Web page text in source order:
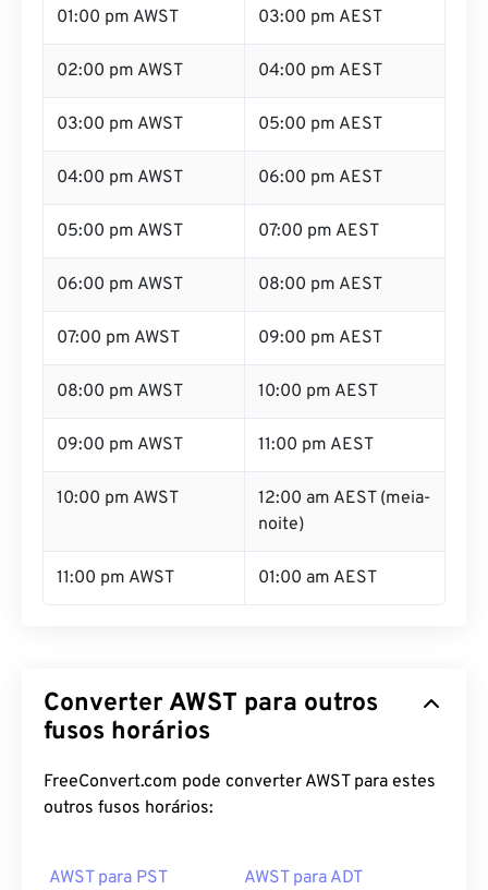
01:00 pm AWST 03:00 pm AEST
02:00 pm AWST 04:00 pm AEST
03:00 pm AWST 05:00 pm AEST
04:00 pm AWST 06:00 pm AEST
05:00 pm AWST 07:00 pm AEST
06:00 pm AWST 08:00 pm AEST
07:00 pm AWST 09:00 pm AEST
08:00 pm AWST 10:00 pm AEST
09:00 pm AWST 11:00 pm AEST
10:00 pm AWST
12:00 am AEST (meia-
noite)
11:00 pm AWST 01:00 am AEST
Converter AWST para outros
fusos horários
FreeConvert.com pode converter AWST para estes
outros fusos horários:
AWST para PST AWST para ADT